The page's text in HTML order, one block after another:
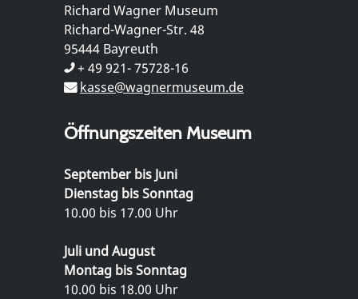
Richard Wagner Museum
Richard-Wagner-Str. 48
95444 Bayreuth
+ 49 921- 75728-16
kasse@wagnermuseum.de
Öffnungszeiten Museum
September bis Juni
Dienstag bis Sonntag
10.00 bis 17.00 Uhr
Juli und August
Montag bis Sonntag
10.00 bis 18.00 Uhr